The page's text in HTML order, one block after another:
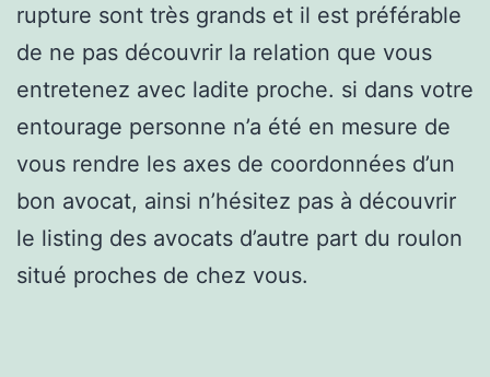
rupture sont très grands et il est préférable
de ne pas découvrir la relation que vous
entretenez avec ladite proche. si dans votre
entourage personne n’a été en mesure de
vous rendre les axes de coordonnées d’un
bon avocat, ainsi n’hésitez pas à découvrir
le listing des avocats d’autre part du roulon
situé proches de chez vous.